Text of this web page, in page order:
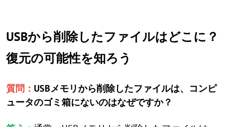
USBから削除したファイルはどこに？
復元の可能性を知ろう
質問： USBメモリから削除したファイルは、コンピ
ュータのゴミ箱にないのはなぜですか？